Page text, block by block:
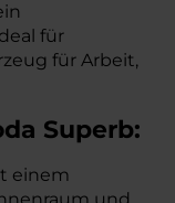
für
für Arbeit,
Superb:
einem